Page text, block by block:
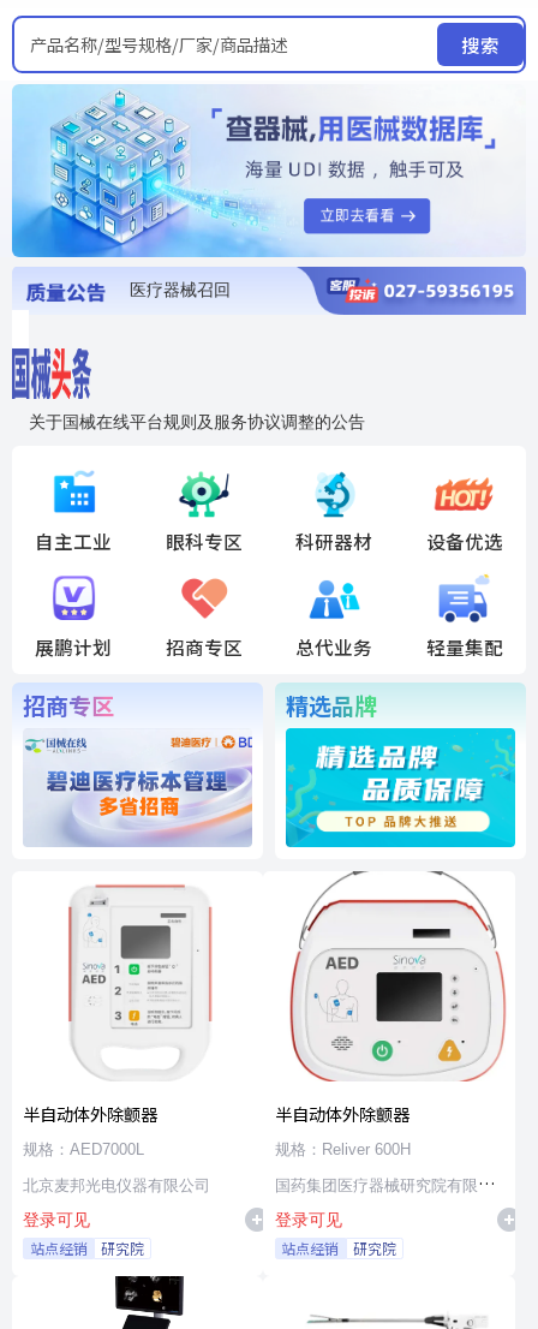
产品名称/型号规格/厂家/商品描述 搜索
医疗器械召回
关于国械在线平台规则及服务协议调整的公告
国药创研AED开启全国招商
自主工业 眼科专区 科研器材 设备优选
展鹏计划 招商专区 总代业务 轻量集配
招商专区 精选品牌
半自动体外除颤器
规格：AED7000L
北京麦邦光电仪器有限公司
登录可见
站点经销 研究院
半自动体外除颤器
规格：Reliver 600H
国药集团医疗器械研究院有限公
司
登录可见
站点经销 研究院